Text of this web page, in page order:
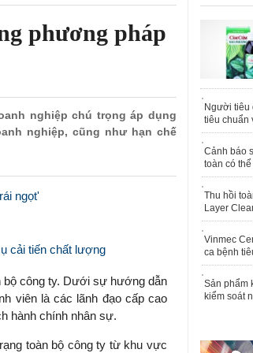
phương pháp
nghiệp chú trọng áp dụng
nghiệp, cũng như hạn chế
ngọt'
cải tiến chất lượng
bộ công ty. Dưới sự hướng dẫn
viên là các lãnh đạo cấp cao
hành chính nhân sự.
toàn bộ công ty từ khu vực
Người tiêu
tiêu chuẩn
Cảnh báo
toàn có
Thu hồi
Layer
Vinmec
ca bệnh
Sản phẩm
kiểm soát